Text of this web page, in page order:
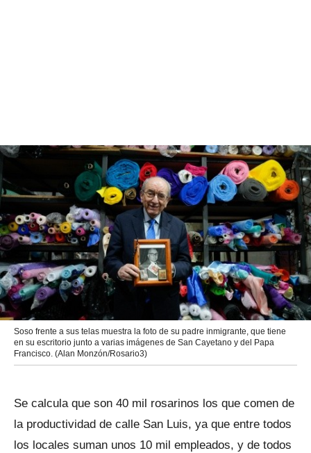
Soso frente a sus telas muestra la foto de su padre inmigrante, que tiene
en su escritorio junto a varias imágenes de San Cayetano y del Papa
Francisco. (Alan Monzón/Rosario3)
Se calcula que son 40 mil rosarinos los que comen de
la productividad de calle San Luis, ya que entre todos
los locales suman unos 10 mil empleados, y de todos